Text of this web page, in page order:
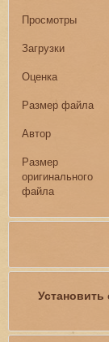
Просмотры
Загрузки
Оценка
Размер файла
Автор
Размер
оригинального
файла